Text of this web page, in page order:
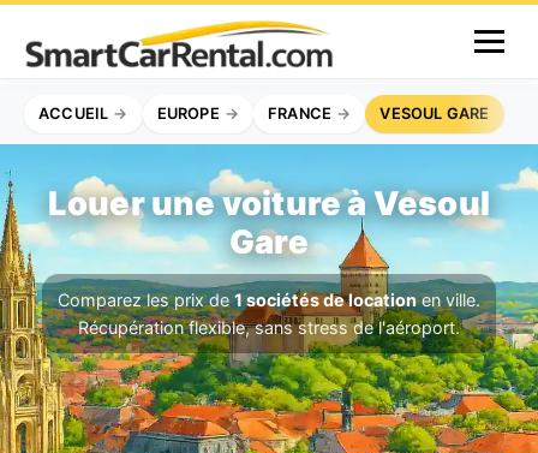
ACCUEIL EUROPE FRANCE VESOUL GARE
Louer une voiture à Vesoul
Gare
Comparez les prix de1 sociétés de locationen ville.
Récupération flexible, sans stress de l'aéroport.